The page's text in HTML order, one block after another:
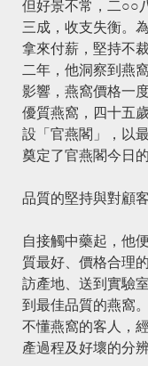
但好景不常，二○○
三成，收支失衡。
拿來付薪，堅持不
二年，他洞察到燕
影響，燕窩價格一
優質燕窩，四十五
設「官燕閣」，以
奠定了官燕閣今日
品質的堅持與對顧
自接觸中藥起，他
質最好、價格合理
訪產地、送到實驗
到最佳品質的燕窩
不懂燕窩的客人，
產過程及好壞的分